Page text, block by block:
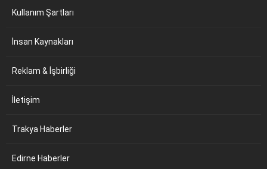
Kullanım Şartları
İnsan Kaynakları
Reklam & İşbirliği
İletişim
Trakya Haberler
Edirne Haberler